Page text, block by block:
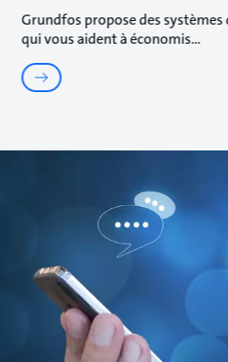
Grundfos propose des systèmes
qui vous aident à économis